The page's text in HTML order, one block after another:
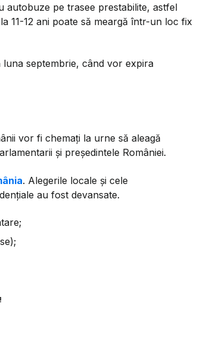
pe trasee prestabilite, astfel
11-12 ani poate să meargă într-un loc fix
septembrie, când vor expira
vor fi chemați la urne să aleagă
și președintele României.
. Alegerile locale și cele
au fost devansate.